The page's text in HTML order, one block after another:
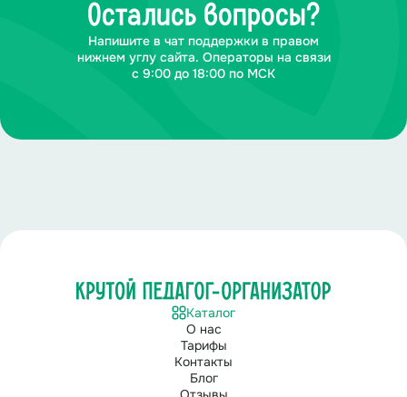
Остались вопросы?
Напишите в чат поддержки в правом
нижнем углу сайта. Операторы на связи
с 9:00 до 18:00 по МСК
Каталог
О нас
Тарифы
Контакты
Блог